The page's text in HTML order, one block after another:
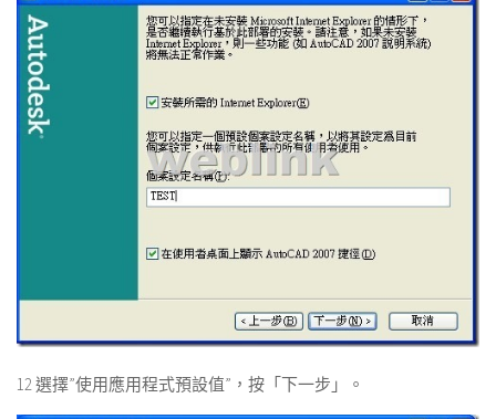
12 選擇”使用應用程式預設值”，按「下一步」。